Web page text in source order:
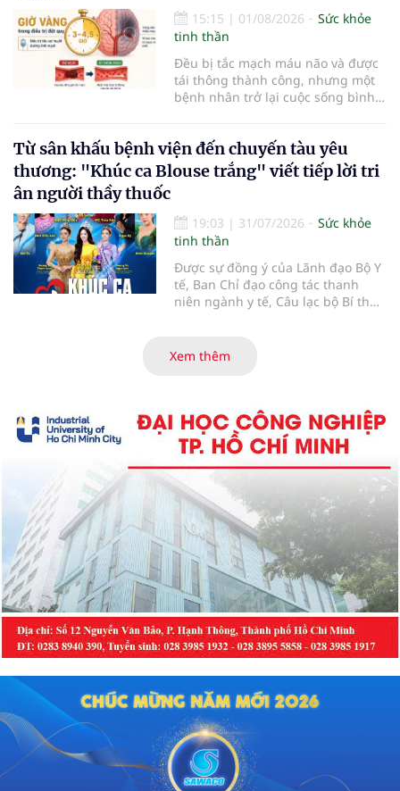
15:15 | 01/08/2026
Sức khỏe
tinh thần
Đều bị tắc mạch máu não và được
tái thông thành công, nhưng một
bệnh nhân trở lại cuộc sống bình
trường hợp tại Bệnh viện Đại học Y
Hà Nội cho thấy "giờ vàng" không
chỉ quyết định việc "cứu não" mà
của người bệnh.
Từ sân khấu bệnh viện đến chuyến tàu yêu
thương: "Khúc ca Blouse trắng" viết tiếp lời tri
ân người thầy thuốc
19:03 | 31/07/2026
Sức khỏe
tinh thần
Được sự đồng ý của Lãnh đạo Bộ Y
tế, Ban Chỉ đạo công tác thanh
niên ngành y tế, Câu lạc bộ Bí thư
ngành y tế chính thức khởi động
màn năm 2026 sẽ diễn ra vào lúc
14h00, thứ Ba, ngày 04/8/2026 tại
Bệnh viện Bạch Mai cơ sở Ninh
Bình.
Xem thêm